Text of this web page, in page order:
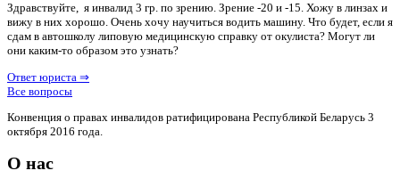
Здравствуйте, я инвалид 3 гр. по зрению. Зрение -20 и -15. Хожу в линзах и
вижу в них хорошо. Очень хочу научиться водить машину. Что будет, если я
сдам в автошколу липовую медицинскую справку от окулиста? Могут ли
они каким-то образом это узнать?
Ответ юриста ⇒
Все вопросы
Конвенция о правах инвалидов ратифицирована Республикой Беларусь 3
октября 2016 года.
О нас